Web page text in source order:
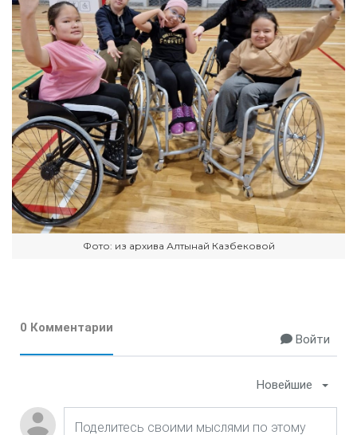
Фото: из архива Алтынай Казбековой
0 Комментарии
Войти
Новейшие